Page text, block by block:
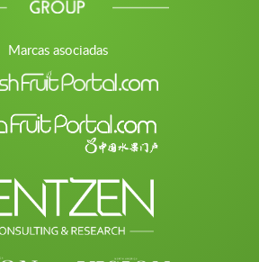
Marcas asociadas